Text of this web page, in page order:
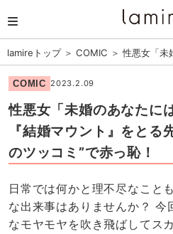
lamireトップ＞ COMIC ＞性悪女「未
COMIC 2023.2.09
性悪女「未婚のあなたに
『結婚マウント』をと
のツッコミ”で赤っ恥！
日常では何かと理不尽なこと
な出来事はありませんか？ 今
なモヤモヤを吹き飛ばしてス